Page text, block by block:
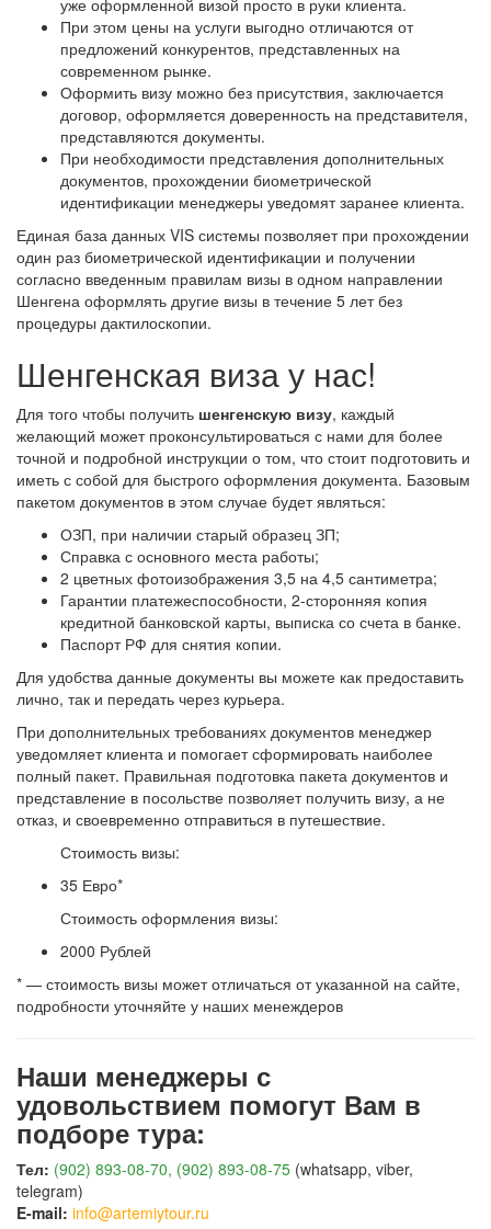
уже оформленной визой просто в руки клиента.
При этом цены на услуги выгодно отличаются от
предложений конкурентов, представленных на
современном рынке.
Оформить визу можно без присутствия, заключается
договор, оформляется доверенность на представителя,
представляются документы.
При необходимости представления дополнительных
документов, прохождении биометрической
идентификации менеджеры уведомят заранее клиента.
Единая база данных VIS системы позволяет при прохождении
один раз биометрической идентификации и получении
согласно введенным правилам визы в одном направлении
Шенгена оформлять другие визы в течение 5 лет без
процедуры дактилоскопии.
Шенгенская виза у нас!
Для того чтобы получить шенгенскую визу, каждый
желающий может проконсультироваться с нами для более
точной и подробной инструкции о том, что стоит подготовить и
иметь с собой для быстрого оформления документа. Базовым
пакетом документов в этом случае будет являться:
ОЗП, при наличии старый образец ЗП;
Справка с основного места работы;
2 цветных фотоизображения 3,5 на 4,5 сантиметра;
Гарантии платежеспособности, 2-сторонняя копия
кредитной банковской карты, выписка со счета в банке.
Паспорт РФ для снятия копии.
Для удобства данные документы вы можете как предоставить
лично, так и передать через курьера.
При дополнительных требованиях документов менеджер
уведомляет клиента и помогает сформировать наиболее
полный пакет. Правильная подготовка пакета документов и
представление в посольстве позволяет получить визу, а не
отказ, и своевременно отправиться в путешествие.
Стоимость визы:
35 Евро*
Стоимость оформления визы:
2000 Рублей
* — стоимость визы может отличаться от указанной на сайте,
подробности уточняйте у наших менеждеров
Наши менеджеры с
удовольствием помогут Вам в
подборе тура:
Тел: (902) 893-08-70, (902) 893-08-75 (whatsapp, viber,
telegram)
E-mail: info@artemiytour.ru